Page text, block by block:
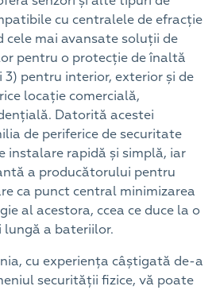
cu centralele de efracție
cele mai avansate soluții de
pentru o protecție de înaltă
3) pentru interior, exterior și de
locație comercială,
Datorită acestei
de periferice de securitate
instalare rapidă și simplă, iar
a producătorului pentru
ca punct central minimizarea
al acestora, ccea ce duce la o
a bateriilor.
cu experiența câștigată de-a
securității fizice, vă poate